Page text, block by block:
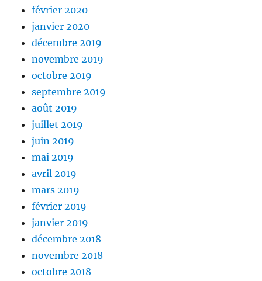
février 2020
janvier 2020
décembre 2019
novembre 2019
octobre 2019
septembre 2019
août 2019
juillet 2019
juin 2019
mai 2019
avril 2019
mars 2019
février 2019
janvier 2019
décembre 2018
novembre 2018
octobre 2018